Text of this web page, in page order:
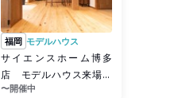
福岡 モデルハウス
サイエンスホーム博多
店 モデルハウス来場予
約
〜開催中